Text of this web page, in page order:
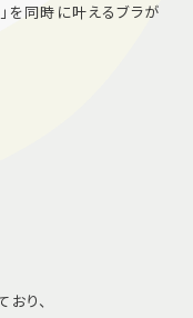
集
を同時に叶えるブラが
り、